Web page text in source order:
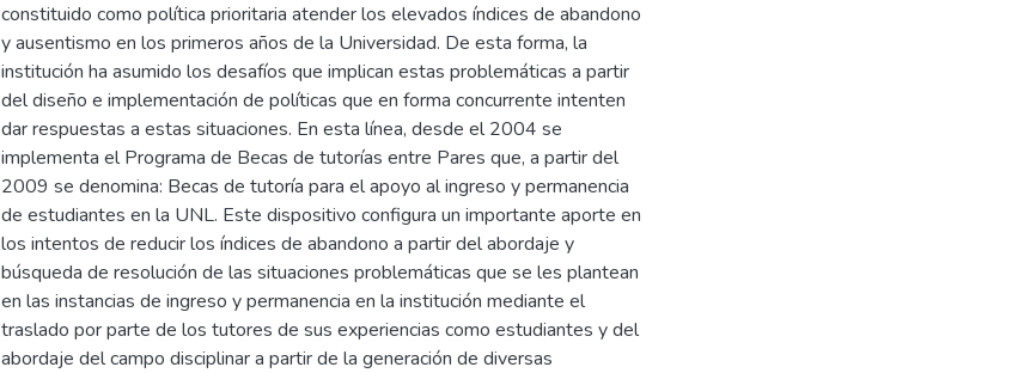
constituido como política prioritaria atender los elevados índices de abandono
y ausentismo en los primeros años de la Universidad. De esta forma, la
institución ha asumido los desafíos que implican estas problemáticas a partir
del diseño e implementación de políticas que en forma concurrente intenten
dar respuestas a estas situaciones. En esta línea, desde el 2004 se
implementa el Programa de Becas de tutorías entre Pares que, a partir del
2009 se denomina: Becas de tutoría para el apoyo al ingreso y permanencia
de estudiantes en la UNL. Este dispositivo configura un importante aporte en
los intentos de reducir los índices de abandono a partir del abordaje y
búsqueda de resolución de las situaciones problemáticas que se les plantean
en las instancias de ingreso y permanencia en la institución mediante el
traslado por parte de los tutores de sus experiencias como estudiantes y del
abordaje del campo disciplinar a partir de la generación de diversas